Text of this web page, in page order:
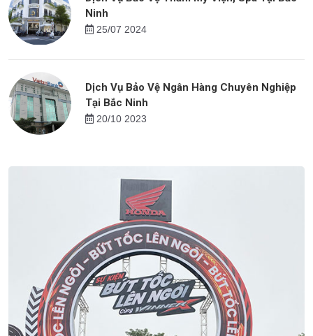
Ninh
25/07 2024
Dịch Vụ Bảo Vệ Ngân Hàng Chuyên Nghiệp
Tại Bắc Ninh
20/10 2023